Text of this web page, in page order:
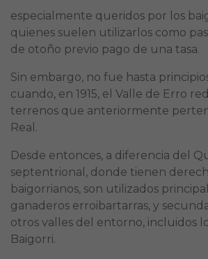
especialmente queridos por los
quienes suelen utilizarlos como
de otoño previo pago de una tasa.
Sin embargo, no fue hasta
cuando, en 1915, el Valle de Erro
terrenos que anteriormente
Real.
Desde entonces, a diferencia del
septentrional, donde tienen
baigorrianos, son utilizados
ganaderos erroibartarras, y
otros valles del entorno, incluidos
Baigorri.